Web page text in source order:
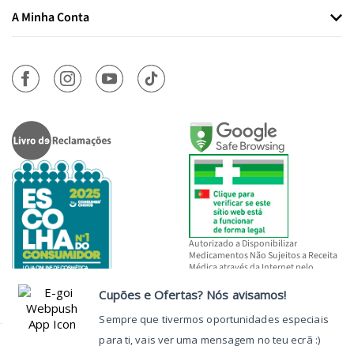
A Minha Conta
Autorizado a Disponibilizar
Medicamentos Não Sujeitos a Receita
Médica através da Internet pelo